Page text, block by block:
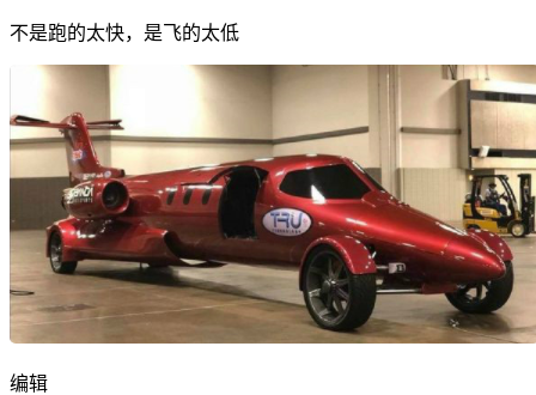
不是跑的太快，是飞的太低
编辑